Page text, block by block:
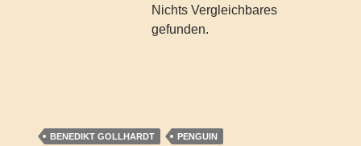
Nichts Vergleichbares
gefunden.
BENEDIKT GOLLHARDT PENGUIN